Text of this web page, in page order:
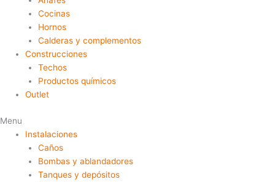
Cocinas
Hornos
Calderas y complementos
Construcciones
Techos
Productos químicos
Outlet
Menu
Instalaciones
Caños
Bombas y ablandadores
Tanques y depósitos